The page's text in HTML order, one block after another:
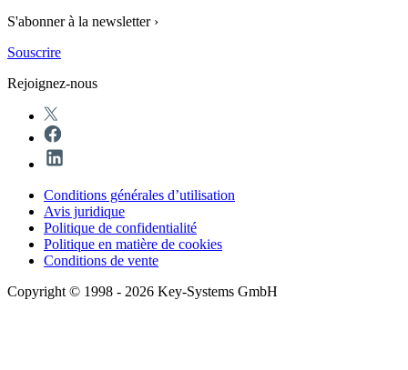
S'abonner à la newsletter ›
Souscrire
Rejoignez-nous
Conditions générales d’utilisation
Avis juridique
Politique de confidentialité
Politique en matière de cookies
Conditions de vente
Copyright © 1998 - 2026 Key-Systems GmbH